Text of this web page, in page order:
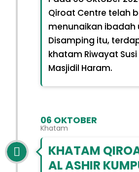
Qiroat Centre telah
menunaikan ibadah
Disamping itu,
khatam Riwayat
Masjidil Haram.
06 OKTOBER
Khatam
KHATAM
AL ASHIR